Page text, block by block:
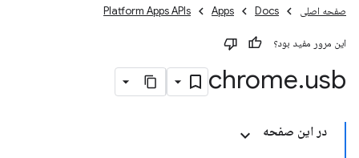
صفحه اصلی Docs
Apps
Platform Apps APIs
این مرور مفید بود؟
chrome.usb
در این صفحه